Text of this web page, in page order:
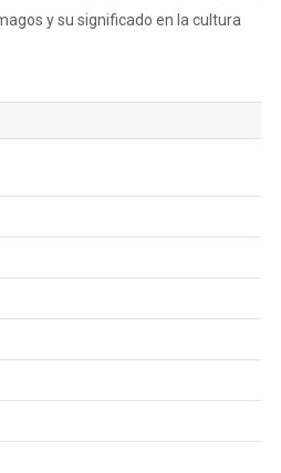
y su significado en la cultura